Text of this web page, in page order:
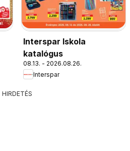
Interspar Iskola
katalógus
08.13. - 2026.08.26.
Interspar
HIRDETÉS